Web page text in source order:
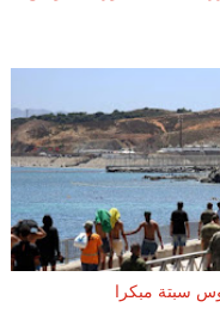
سبتة مبكرا